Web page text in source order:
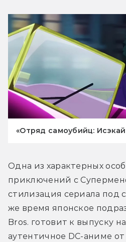
«Отряд самоубийц:
Одна из характерных
приключений с
стилизация сериала под
же время японское
Bros. готовит к выпуску
аутентичное DC-аниме